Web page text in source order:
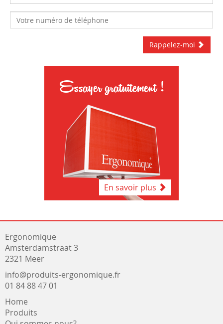
Rappelez-moi
Essayer gratuitement !
En savoir plus
Ergonomique
Amsterdamstraat 3
2321 Meer
info@produits-ergonomique.fr
01 84 88 47 01
Home
Produits